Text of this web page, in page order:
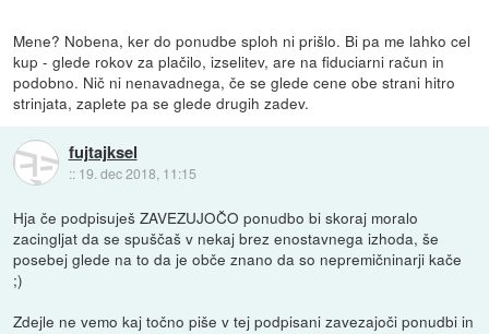
Mene? Nobena, ker do ponudbe sploh ni prišlo. Bi pa me lahko cel
kup - glede rokov za plačilo, izselitev, are na fiduciarni račun in
podobno. Nič ni nenavadnega, če se glede cene obe strani hitro
strinjata, zaplete pa se glede drugih zadev.
fujtajksel
:: 19. dec 2018, 11:15
Hja če podpisuješ ZAVEZUJOČO ponudbo bi skoraj moralo
zacingljat da se spuščaš v nekaj brez enostavnega izhoda, še
posebej glede na to da je obče znano da so nepremičninarji kače
;)
Zdejle ne vemo kaj točno piše v tej podpisani zavezajoči ponudbi in